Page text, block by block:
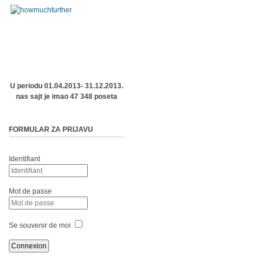
U periodu 01.04.2013- 31.12.2013.
nas sajt je imao 47 348 poseta
FORMULAR ZA PRIJAVU
Identifiant
Mot de passe
Se souvenir de moi